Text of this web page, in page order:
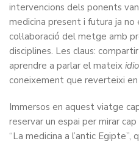
intervencions dels ponents
medicina present i futura ja no
col·laboració del metge amb
disciplines. Les claus:
aprendre a parlar el mateix
coneixement que reverteixi
Immersos en aquest viatge
reservar un espai per mirar
“La medicina a l’antic